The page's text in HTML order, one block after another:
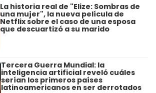
La historia real de "Elize: Sombras de
una mujer", la nueva película de
Netflix sobre el caso de una esposa
que descuartizó a su marido
Tercera Guerra Mundial: la
inteligencia artificial reveló cuáles
serían los primeros países
latinoamericanos en ser derrotados